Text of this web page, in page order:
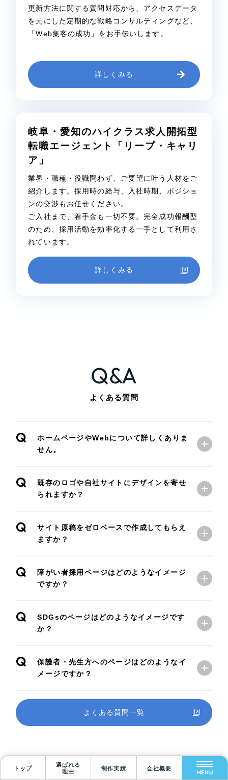
Scroll Down
トップ
選ばれる
理由
制作実績 会社概要
MENU
更新方法に関する質問対応から、アクセスデータ
を元にした定期的な戦略コンサルティングなど、
「Web集客の成功」をお手伝いします。
詳しくみる
岐阜・愛知のハイクラス求人開拓型
転職エージェント「リープ・キャリ
ア」
業界・職種・役職問わず、ご要望に叶う人材をご
紹介します。採用時の給与、入社時期、ポジショ
ンの交渉もお任せください。
ご入社まで、着手金も一切不要。完全成功報酬型
のため、採用活動を効率化する一手として利用さ
れています。
詳しくみる
Q&A
よくある質問
ホームページやWebについて詳しくありま
せん。
Q
既存のロゴや自社サイトにデザインを寄せ
られますか？
Q
サイト原稿をゼロベースで作成してもらえ
ますか？
Q
障がい者採用ページはどのようなイメージ
ですか？
Q
SDGsのページはどのようなイメージです
か？
Q
保護者・先生方へのページはどのようなイ
メージですか？
Q
よくある質問一覧